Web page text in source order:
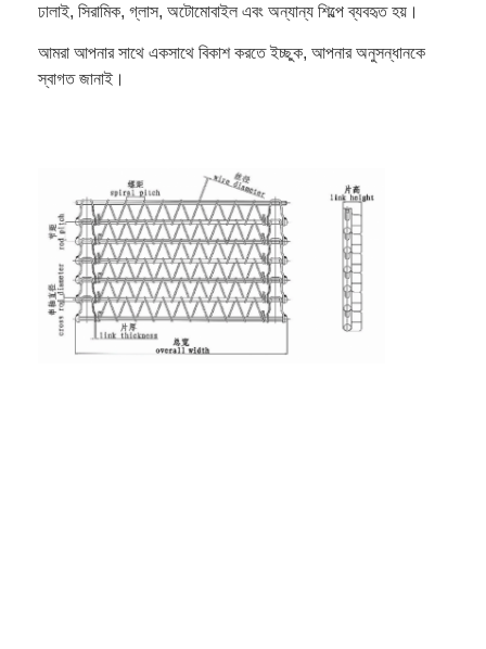
বাড়ি
ঢালাই, সিরামিক, গ্লাস, অটোমোবাইল এবং অন্যান্য শিল্পে ব্যবহৃত হয়।
আমরা আপনার সাথে একসাথে বিকাশ করতে ইচ্ছুক, আপনার অনুসন্ধানকে
স্বাগত জানাই।